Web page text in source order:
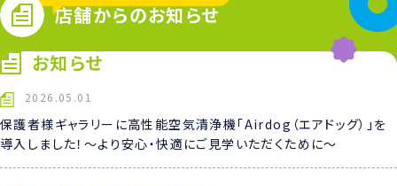
店舗からのお知らせ
お知らせ
2026.05.01
保護者様ギャラリーに高性能空気清浄機「Airdog（エアドッグ）」を
導入しました！〜より安心・快適にご見学いただくために〜